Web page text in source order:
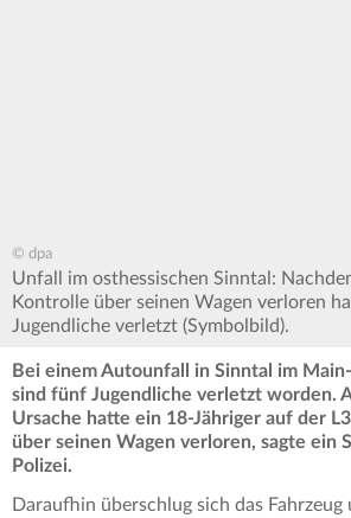
© dpa
Unfall im osthessischen Sinntal:
Kontrolle über seinen Wagen verloren
Jugendliche verletzt (Symbolbild).
Bei einem Autounfall in Sinntal im
sind fünf Jugendliche verletzt worden.
Ursache hatte ein 18-Jähriger auf der
über seinen Wagen verloren, sagte ein
Polizei.
Daraufhin überschlug sich das